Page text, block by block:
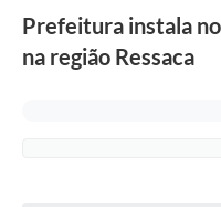
Prefeitura instala
na região Ressaca